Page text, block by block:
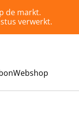
de markt.
verwerkt.
Webshop